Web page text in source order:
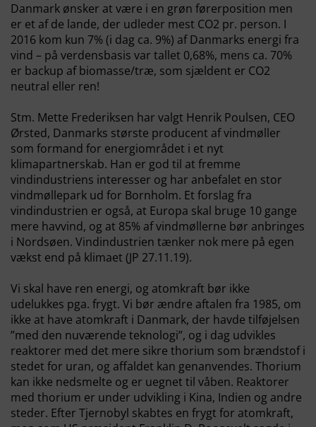
Danmark ønsker at være i en grøn førerposition men
er et af de lande, der udleder mest CO2 pr. person. I
2016 kom kun 7% (i dag ca. 9%) af Danmarks energi fra
vind – på verdensbasis var tallet 0,68%, mens ca. 70%
er backup af biomasse/træ, som sjældent er CO2
neutral eller ren!
Stm. Mette Frederiksen har valgt Henrik Poulsen, CEO
Ørsted, Danmarks største producent af vindmøller
som formand for energiområdet i et nyt
klimapartnerskab. Han er god til at fremme
vindindustriens interesser og har anbefalet en stor
vindmøllepark ud for Bornholm. Et forslag fra
vindindustrien er også, at Europa skal bruge 10 gange
mere havvind, og at 85% af vindmøllerne bør anbringes
i Nordsøen. Vindindustrien tænker nok mere på egen
vækst end på klimaet (JP 27.11.19).
Vi skal have ren energi, og atomkraft bør ikke
udelukkes pga. frygt. Vi bør ændre aftalen fra 1985, om
ikke at have atomkraft i Danmark, der havde tilføjelsen
”med den nuværende teknologi”, og i dag udvikles
reaktorer med det mere sikre thorium som brændstof i
stedet for uran, og affaldet kan genanvendes. Thorium
kan ikke nedsmelte og er uegnet til våben. Reaktorer
med thorium er under udvikling i Kina, Indien og andre
steder. Efter Tjernobyl skabtes en frygt for atomkraft,